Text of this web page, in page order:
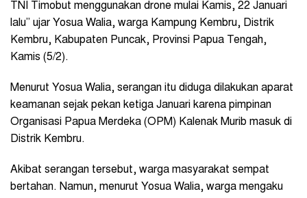
TNI Timobut menggunakan drone mulai Kamis, 22 Januari
lalu” ujar Yosua Walia, warga Kampung Kembru, Distrik
Kembru, Kabupaten Puncak, Provinsi Papua Tengah,
Kamis (5/2).
Menurut Yosua Walia, serangan itu diduga dilakukan aparat
keamanan sejak pekan ketiga Januari karena pimpinan
Organisasi Papua Merdeka (OPM) Kalenak Murib masuk di
Distrik Kembru.
Akibat serangan tersebut, warga masyarakat sempat
bertahan. Namun, menurut Yosua Walia, warga mengaku